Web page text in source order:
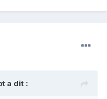
a dit :